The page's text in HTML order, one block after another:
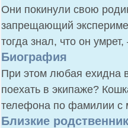
Они покинули свою
запрещающий
тогда знал, что он
Биография
При этом любая ехидна
поехать в экипаже?
телефона по фамилии с
Близкие